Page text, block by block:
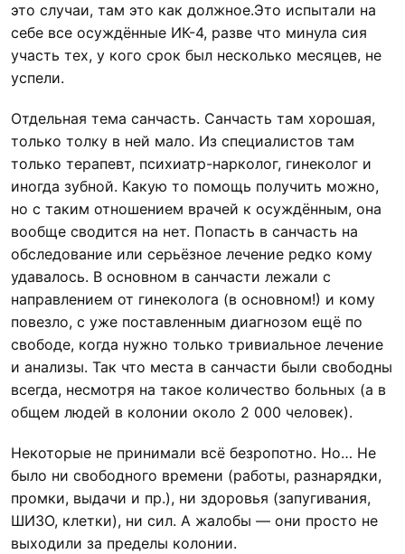
это случаи, там это как должное.Это испытали на
себе все осуждённые ИК-4, разве что минула сия
участь тех, у кого срок был несколько месяцев, не
успели.
Отдельная тема санчасть. Санчасть там хорошая,
только толку в ней мало. Из специалистов там
только терапевт, психиатр-нарколог, гинеколог и
иногда зубной. Какую то помощь получить можно,
но с таким отношением врачей к осуждённым, она
вообще сводится на нет. Попасть в санчасть на
обследование или серьёзное лечение редко кому
удавалось. В основном в санчасти лежали с
направлением от гинеколога (в основном!) и кому
повезло, с уже поставленным диагнозом ещё по
свободе, когда нужно только тривиальное лечение
и анализы. Так что места в санчасти были свободны
всегда, несмотря на такое количество больных (а в
общем людей в колонии около 2 000 человек).
Некоторые не принимали всё безропотно. Но… Не
было ни свободного времени (работы, разнарядки,
промки, выдачи и пр.), ни здоровья (запугивания,
ШИЗО, клетки), ни сил. А жалобы — они просто не
выходили за пределы колонии.